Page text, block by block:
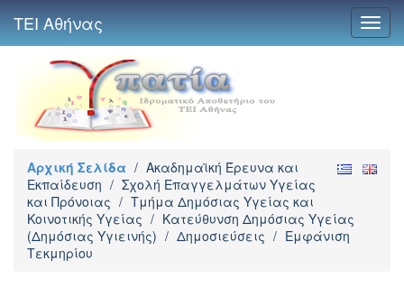
ΤΕΙ Αθήνας
Αρχική Σελίδα / Ακαδημαϊκή Έρευνα και
Εκπαίδευση / Σχολή Επαγγελμάτων Υγείας
και Πρόνοιας / Τμήμα Δημόσιας Υγείας και
Κοινοτικής Υγείας / Κατεύθυνση Δημόσιας Υγείας
(Δημόσιας Υγιεινής) / Δημοσιεύσεις / Εμφάνιση
Τεκμηρίου